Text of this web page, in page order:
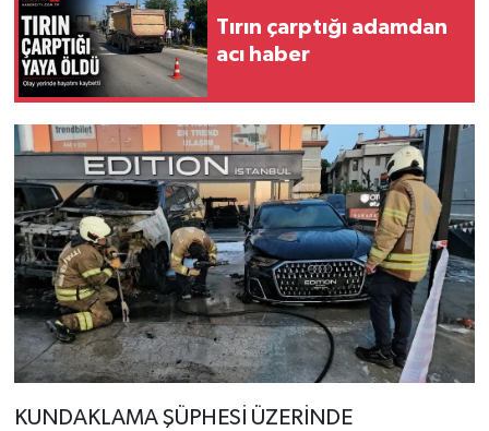
Tırın çarptığı adamdan
acı haber
KUNDAKLAMA ŞÜPHESİ ÜZERİNDE